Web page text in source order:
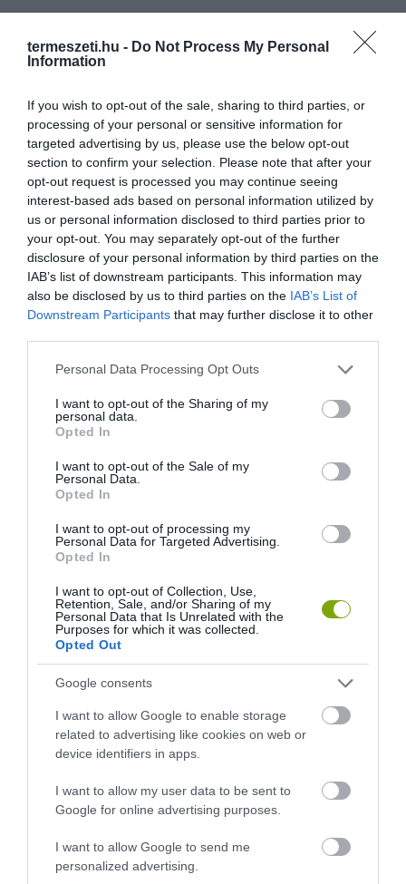
termeszeti.hu - Do Not Process My Personal
Information
If you wish to opt-out of the sale, sharing to third parties, or
processing of your personal or sensitive information for
targeted advertising by us, please use the below opt-out
section to confirm your selection. Please note that after your
opt-out request is processed you may continue seeing
interest-based ads based on personal information utilized by
us or personal information disclosed to third parties prior to
your opt-out. You may separately opt-out of the further
disclosure of your personal information by third parties on the
IAB’s list of downstream participants. This information may
also be disclosed by us to third parties on the IAB’s List of
Downstream Participants that may further disclose it to other
Please note that this website/app uses one or more Google
not limited to your visit or usage behaviour. You may click to
grant or deny consent to Google and its third-party tags to
use your data for below specified purposes in below Google
consent section.
Personal Data Processing Opt Outs
I want to opt-out of the Sharing of my
personal data.
Opted In
I want to opt-out of the Sale of my
Personal Data.
Opted In
I want to opt-out of processing my
Personal Data for Targeted Advertising.
Opted In
I want to opt-out of Collection, Use,
Retention, Sale, and/or Sharing of my
Personal Data that Is Unrelated with the
Purposes for which it was collected.
Opted Out
Google consents
I want to allow Google to enable storage
related to advertising like cookies on web or
device identifiers in apps.
I want to allow my user data to be sent to
Google for online advertising purposes.
I want to allow Google to send me
personalized advertising.
ELŐZŐ CIKK
AZ ’EGY FALAT MENNYORSZÁG’ LETT AZ ÉV SZALONCUKRA
KÖVETKEZŐ CIKK
ÚJ HÚS A TÁNYÉRON: FELVETTE AZ EU A SÁSKÁT AZ
ÉLELMISZEREK LISTÁJÁRA
HASONLÓ ÉRDEKESSÉGEK
EGY ELSÜLLYEDT HAJÓ
TEXTILJEI ÚJRA ÖSSZEÁLLTAK:
A RUHA, AMELY TÚLÉLTE A
2026-06-29
POMPEJIBEN: LEHET, HOGY
EGY ORVOS A VÉGSŐKIG
SEGÍTENI PRÓBÁLT
2026-06-23